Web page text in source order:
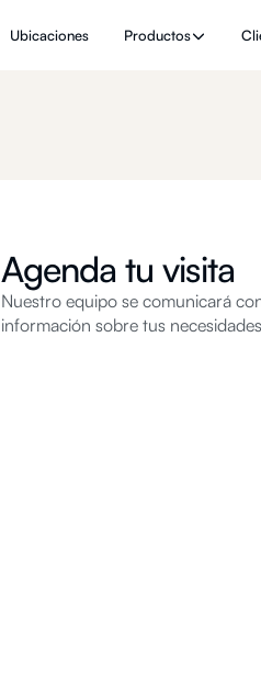
Ubicaciones Productos
Agenda tu visita
Nuestro equipo se comunicará
información sobre tus